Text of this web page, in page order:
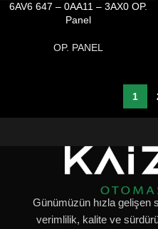
6AV6 647 – 0AA11 – 3AX0 OP.
Panel
OP. PANEL
1
Günümüzün hızla gelişen
verimlilik, kalite ve